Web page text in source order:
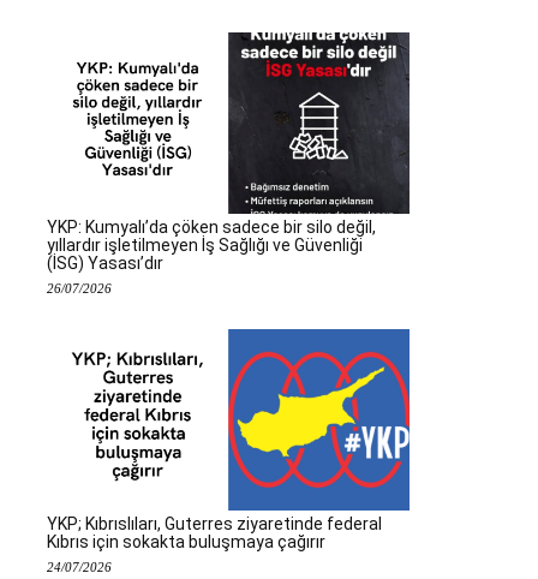
YKP: Kumyalı’da çöken sadece bir silo değil,
yıllardır işletilmeyen İş Sağlığı ve Güvenliği
(İSG) Yasası’dır
26/07/2026
YKP; Kıbrıslıları, Guterres ziyaretinde federal
Kıbrıs için sokakta buluşmaya çağırır
24/07/2026